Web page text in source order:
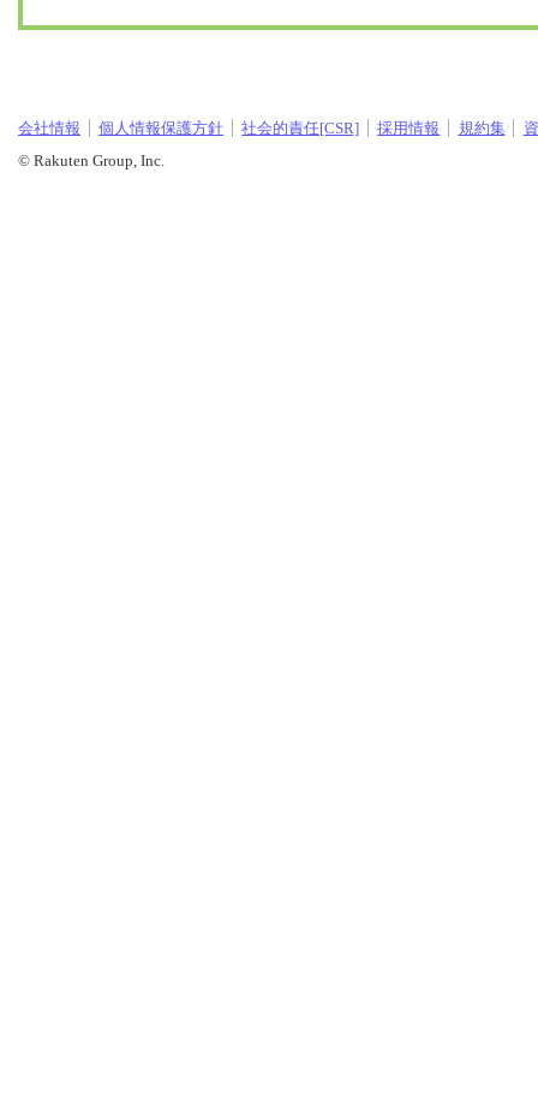
会社情報 個人情報保護方針 社会的責任[CSR] 採用情報 規約集
© Rakuten Group, Inc.